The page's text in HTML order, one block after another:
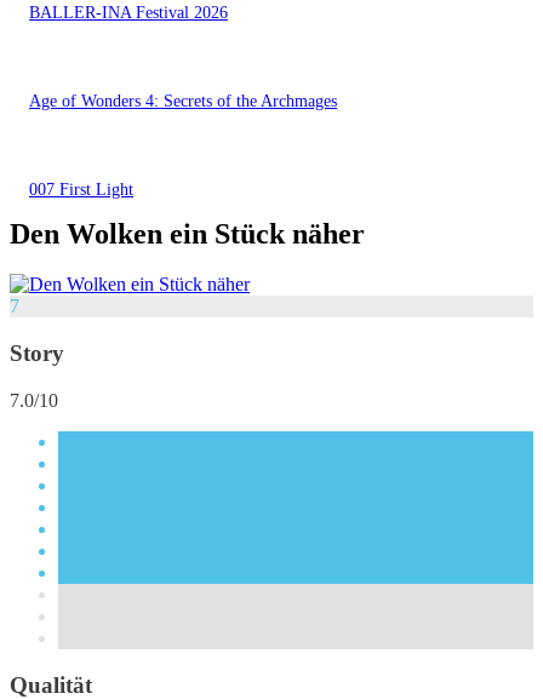
BALLER-INA Festival 2026
Age of Wonders 4: Secrets of the Archmages
007 First Light
Den Wolken ein Stück näher
7
Story
7.0/10
Qualität